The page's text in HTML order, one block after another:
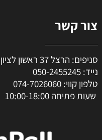
צור קשר
סניפים: הרצל 37 ראשון לציון
נייד: 050-2455245
טלפון קווי: 074-7026060
שעות פתיחה 10:00-18:00